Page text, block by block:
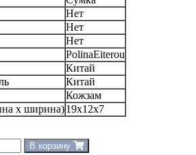
Нет
Нет
Нет
PolinaEiterou
Китай
Китай
Кожзам
х ширина)19x12x7
В корзину